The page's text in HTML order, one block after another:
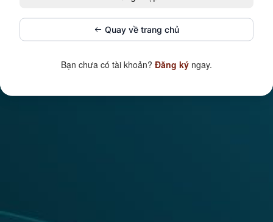
Quay về trang chủ
Bạn chưa có tài khoản? Đăng ký ngay.